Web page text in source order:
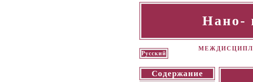
Нано-
Русский
Содержание